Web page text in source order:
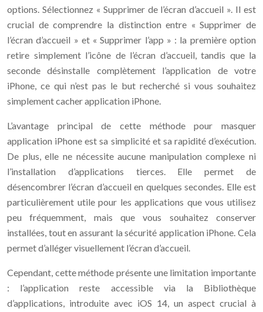
options. Sélectionnez « Supprimer de l’écran d’accueil ». Il est
crucial de comprendre la distinction entre « Supprimer de
l’écran d’accueil » et « Supprimer l’app » : la première option
retire simplement l’icône de l’écran d’accueil, tandis que la
seconde désinstalle complètement l’application de votre
iPhone, ce qui n’est pas le but recherché si vous souhaitez
simplement cacher application iPhone.
L’avantage principal de cette méthode pour masquer
application iPhone est sa simplicité et sa rapidité d’exécution.
De plus, elle ne nécessite aucune manipulation complexe ni
l’installation d’applications tierces. Elle permet de
désencombrer l’écran d’accueil en quelques secondes. Elle est
particulièrement utile pour les applications que vous utilisez
peu fréquemment, mais que vous souhaitez conserver
installées, tout en assurant la sécurité application iPhone. Cela
permet d’alléger visuellement l’écran d’accueil.
Cependant, cette méthode présente une limitation importante
: l’application reste accessible via la Bibliothèque
d’applications, introduite avec iOS 14, un aspect crucial à